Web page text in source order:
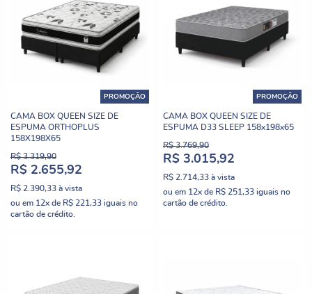
PROMOÇÃO
CAMA BOX QUEEN SIZE DE
ESPUMA ORTHOPLUS
158X198X65
R$ 3.319,90
R$ 2.655,92
R$ 2.390,33 à vista
ou em 12x de R$ 221,33 iguais no
cartão de crédito.
PROMOÇÃO
CAMA BOX QUEEN SIZE DE
ESPUMA D33 SLEEP 158x198x65
R$ 3.769,90
R$ 3.015,92
R$ 2.714,33 à vista
ou em 12x de R$ 251,33 iguais no
cartão de crédito.